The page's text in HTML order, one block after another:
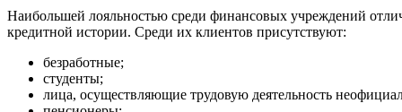
Наибольшей лояльностью среди финансовых учреждений
кредитной истории. Среди их клиентов присутствуют:
безработные;
студенты;
лица, осуществляющие трудовую деятельность